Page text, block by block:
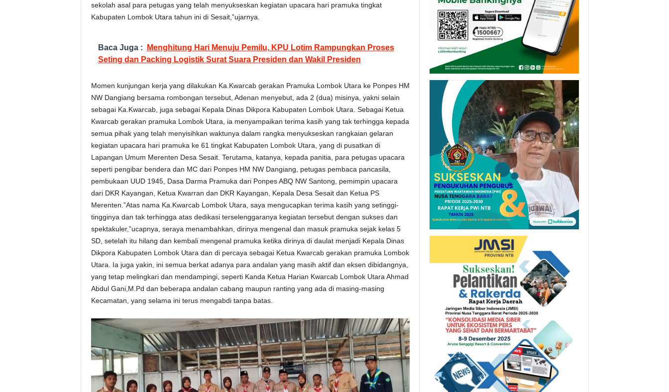
sekolah asal para petugas yang telah menyukseskan kegiatan upacara hari pramuka tingkat
Kabupaten Lombok Utara tahun ini di Sesait,”ujarnya.
Baca Juga :
Menghitung Hari Menuju Pemilu, KPU Lotim Rampungkan Proses
Seting dan Packing Logistik Surat Suara Presiden dan Wakil Presiden
Momen kunjungan kerja yang dilakukan Ka.Kwarcab gerakan Pramuka Lombok Utara ke Ponpes HM
NW Dangiang bersama rombongan tersebut, Adenan menyebut, ada 2 (dua) misinya, yakni selain
sebagai Ka.Kwarcab, juga sebagai Kepala Dinas Dikpora Kabupaten Lombok Utara. Sebagai Ketua
Kwarcab gerakan pramuka Lombok Utara, ia menyampaikan terima kasih yang tak terhingga kepada
semua pihak yang telah menyisihkan waktunya dalam rangka menyukseskan rangkaian gelaran
kegiatan upacara hari pramuka ke 61 tingkat Kabupaten Lombok Utara, yang di pusatkan di
Lapangan Umum Merenten Desa Sesait. Terutama, katanya, kepada panitia, para petugas upacara
seperti pengibar bendera dan MC dari Ponpes HM NW Dangiang, petugas pembaca pancasila,
pembukaan UUD 1945, Dasa Darma Pramuka dari Ponpes ABQ NW Santong, pemimpin upacara
dari DKR Kayangan, Ketua Kwarran dan DKR Kayangan, Kepala Desa Sesait dan Ketua PS
Merenten.”Atas nama Ka.Kwarcab Lombok Utara, saya mengucapkan terima kasih yang setinggi-
tingginya dan tak terhingga atas dedikasi terselenggaranya kegiatan tersebut dengan sukses dan
spektakuler,”ucapnya, seraya menambahkan, dirinya mengenal dan masuk pramuka sejak kelas 5
SD, setelah itu hilang dan kembali mengenal pramuka ketika dirinya di daulat menjadi Kepala Dinas
Dikpora Kabupaten Lombok Utara dan di percaya sebagai Ketua Kwarcab gerakan pramuka Lombok
Utara. Ia juga yakin, ini semua berkat adanya para andalan yang masih aktif dan eksen dibidangnya,
yang tetap melingkari dan mendampingi, seperti Kanda Ketua Harian Kwarcab Lombok Utara Ahmad
Abdul Gani,M.Pd dan beberapa andalan cabang maupun ranting yang ada di masing-masing
Kecamatan, yang selama ini terus mengabdi tanpa batas.